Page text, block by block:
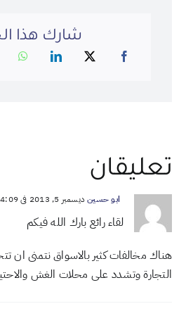
شارك هذا
تعليقان
ابو حسينديسمبر 5, 2013 في 4:09 م
لقاء رائع بارك الله فيكم
هناك مخالفات كثير بالاسواق نتمنى ان
التجارة وتشدد على محلات الغش